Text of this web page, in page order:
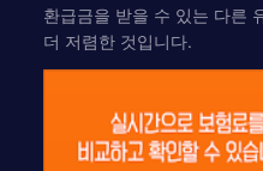
환급금을 받을 수 있는 다른
더 저렴한 것입니다.